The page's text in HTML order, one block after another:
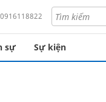
sự Sự kiện